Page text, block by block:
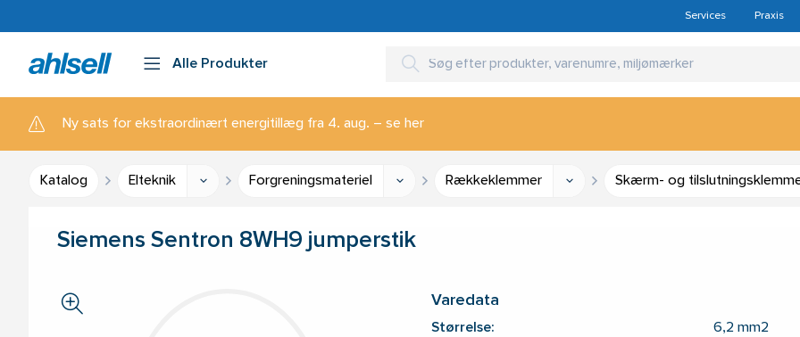
Services Praxis
Alle Produkter
Ny sats for ekstraordinært energitillæg fra 4. aug. – se her
Katalog Elteknik Forgreningsmateriel Rækkeklemmer Skærm- og
Siemens Sentron 8WH9 jumperstik
Varedata
Størrelse: 6,2 mm2